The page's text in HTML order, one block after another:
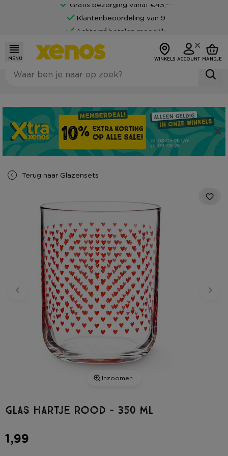
Gratis bezorging vanaf €45,-*
Klantenbeoordeling van 9
Achteraf betalen mogelijk
MENU WINKELS ACCOUNT MANDJE
Terug naar Glazensets
Inzoomen
Glas hartje rood - 350 ml
1,99